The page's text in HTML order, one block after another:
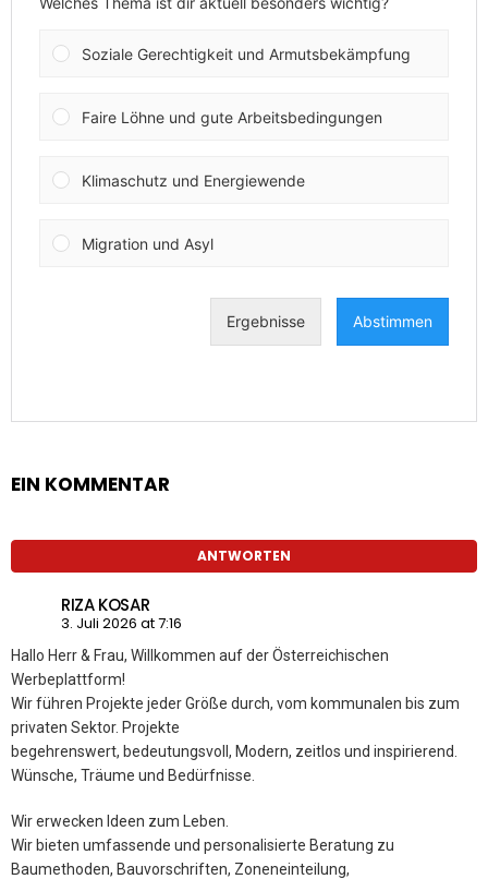
EIN KOMMENTAR
ANTWORTEN
RIZA KOSAR
3. Juli 2026 at 7:16
Hallo Herr & Frau, Willkommen auf der Österreichischen
Werbeplattform!
Wir führen Projekte jeder Größe durch, vom kommunalen bis zum
privaten Sektor. Projekte
begehrenswert, bedeutungsvoll, Modern, zeitlos und inspirierend.
Wünsche, Träume und Bedürfnisse.
Wir erwecken Ideen zum Leben.
Wir bieten umfassende und personalisierte Beratung zu
Baumethoden, Bauvorschriften, Zoneneinteilung,